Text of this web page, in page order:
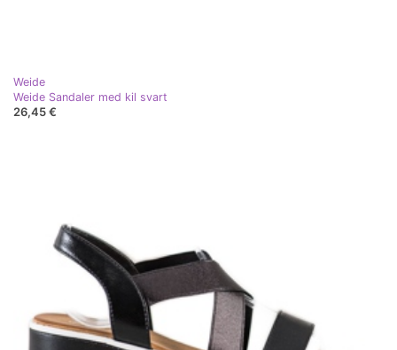
Weide
Weide Sandaler med kil svart
26,45 €